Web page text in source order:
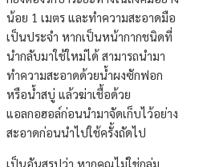
น้อย 1 เมตร และทำความสะอาดมือ
เป็นประจำ หากเป็นหน้ากากชนิดที่
นำกลับมาใช้ใหม่ได้ สามารถนำมา
ทำความสะอาดด้วยน้ำผงซักฟอก
หรือน้ำสบู่ แล้วฆ่าเชื้อด้วย
แอลกอฮอล์ก่อนนำมาจัดเก็บไว้อย่าง
สะอาดก่อนนำไปใช้ครั้งถัดไป
เป็นอันสรุปว่า หากคุณไม่ใช่กลุ่ม